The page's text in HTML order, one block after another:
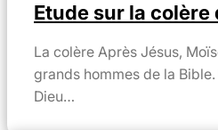
Etude sur la colère
La colère Après Jésus,
grands hommes de la
Dieu…